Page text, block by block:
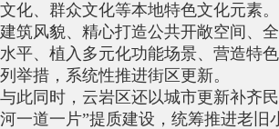
文化、群众文化等本地特色文化元素
建筑风貌、精心打造公共开敞空间、
水平、植入多元化功能场景、营造特
列举措，系统性推进街区更新。
与此同时，云岩区还以城市更新补齐
河一道一片”提质建设，统筹推进老旧